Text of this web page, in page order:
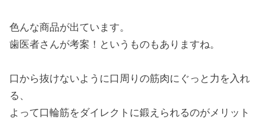
色んな商品が出ています。
歯医者さんが考案！というものもありますね。
口から抜けないように口周りの筋肉にぐっと力を入れ
る、
よって口輪筋をダイレクトに鍛えられるのがメリット